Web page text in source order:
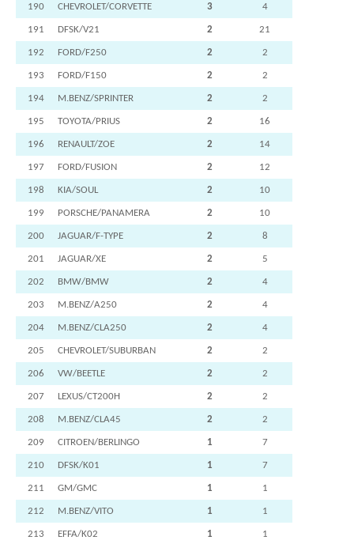
190 CHEVROLET/CORVETTE 3 4
191 DFSK/V21 2 21
192 FORD/F250 2 2
193 FORD/F150 2 2
194 M.BENZ/SPRINTER 2 2
195 TOYOTA/PRIUS 2 16
196 RENAULT/ZOE 2 14
197 FORD/FUSION 2 12
198 KIA/SOUL 2 10
199 PORSCHE/PANAMERA 2 10
200 JAGUAR/F-TYPE 2 8
201 JAGUAR/XE 2 5
202 BMW/BMW 2 4
203 M.BENZ/A250 2 4
204 M.BENZ/CLA250 2 4
205 CHEVROLET/SUBURBAN 2 2
206 VW/BEETLE 2 2
207 LEXUS/CT200H 2 2
208 M.BENZ/CLA45 2 2
209 CITROEN/BERLINGO 1 7
210 DFSK/K01 1 7
211 GM/GMC 1 1
212 M.BENZ/VITO 1 1
213 EFFA/K02 1 1